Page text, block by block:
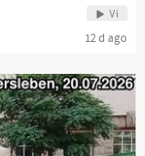
Vi
12 d ago